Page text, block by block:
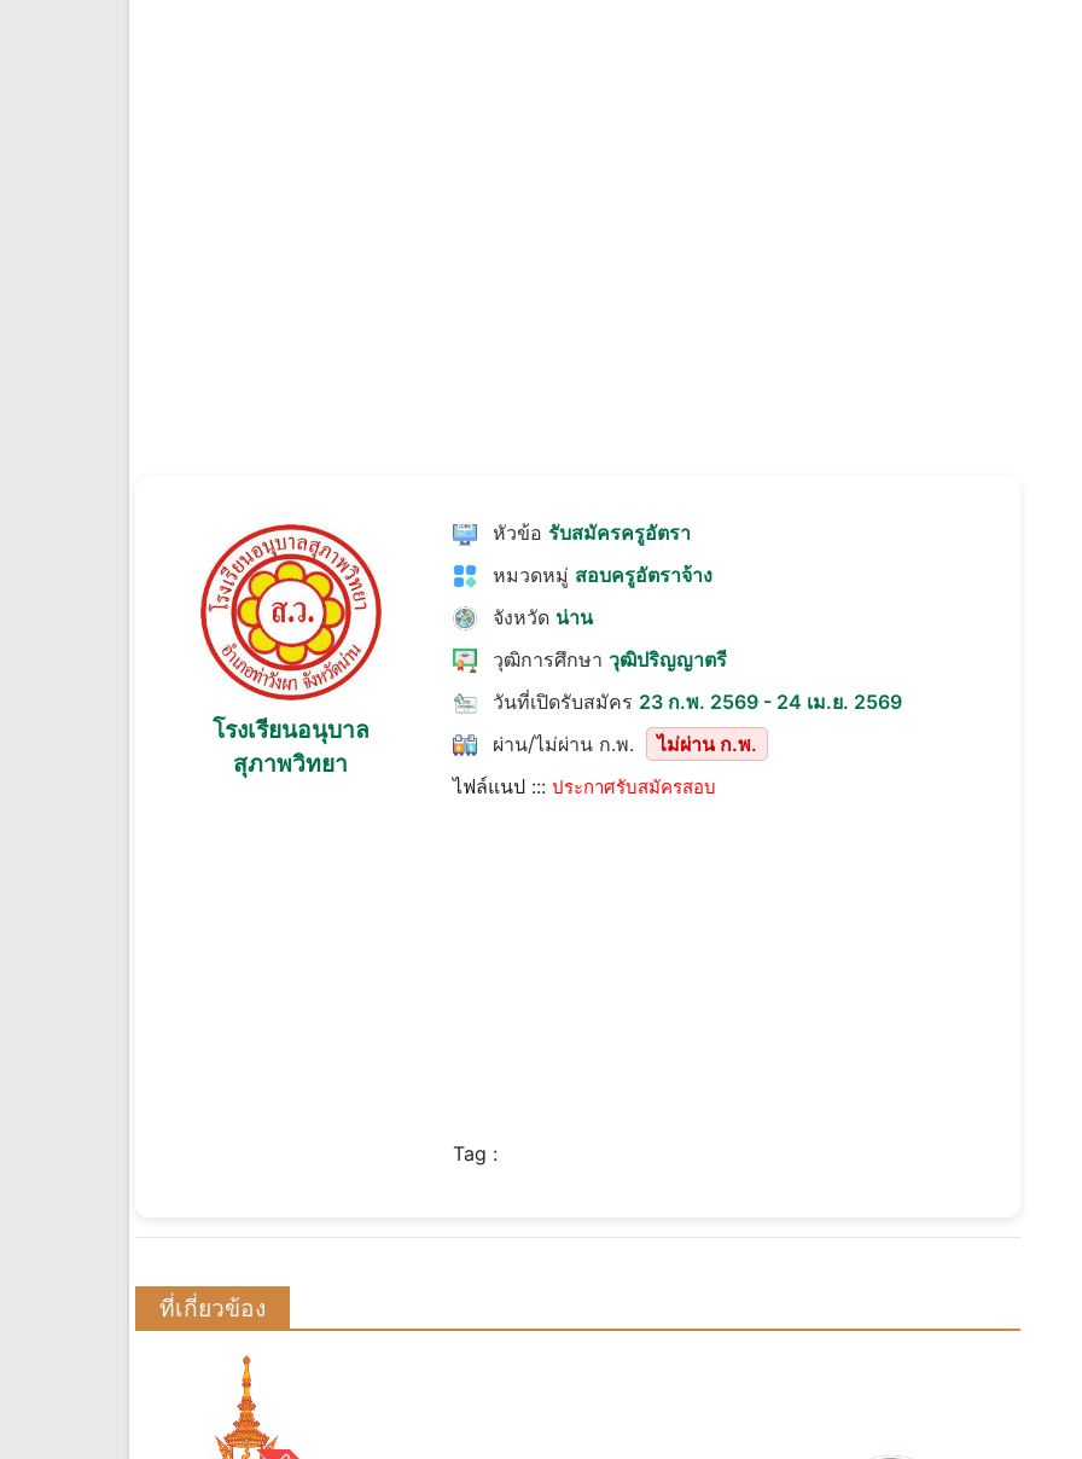
โรงเรียนอนุบาล
สุภาพวิทยา
หัวข้อ รับสมัครครูอัตรา
หมวดหมู่ สอบครูอัตราจ้าง
จังหวัด น่าน
วุฒิการศึกษา วุฒิปริญญาตรี
วันที่เปิดรับสมัคร 23 ก.พ. 2569 - 24 เม.ย. 2569
ผ่าน/ไม่ผ่าน ก.พ.
ไม่ผ่าน ก.พ.
ไฟล์แนป ::: ประกาศรับสมัครสอบ
Tag :
ที่เกี่ยวข้อง